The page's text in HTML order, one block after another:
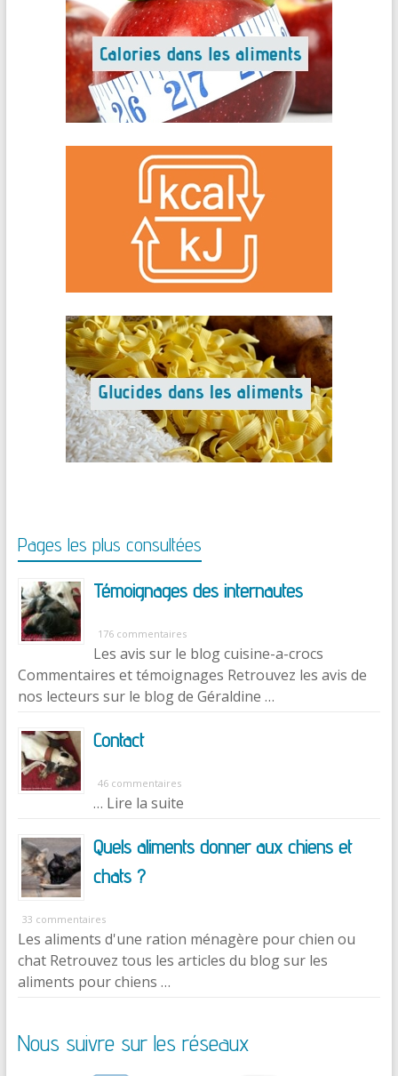
Pages les plus consultées
Témoignages des internautes
176 commentaires
Les avis sur le blog cuisine-a-crocs
Commentaires et témoignages Retrouvez les avis de
nos lecteurs sur le blog de Géraldine …
Contact
46 commentaires
… Lire la suite
Quels aliments donner aux chiens et
chats ?
33 commentaires
Les aliments d'une ration ménagère pour chien ou
chat Retrouvez tous les articles du blog sur les
aliments pour chiens …
Nous suivre sur les réseaux